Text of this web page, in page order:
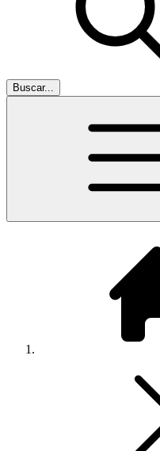
Buscar...